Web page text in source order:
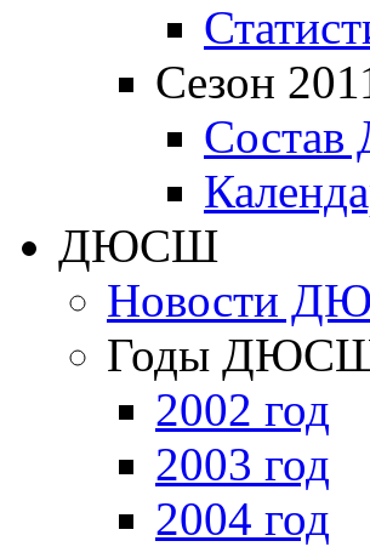
Сезон
Состав
ДЮСШ
Новости
Годы
2002 год
2003 год
2004 год